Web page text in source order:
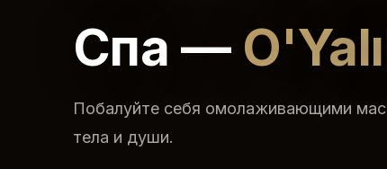
Спа —
Побалуйте себя омолаживающими
тела и души.